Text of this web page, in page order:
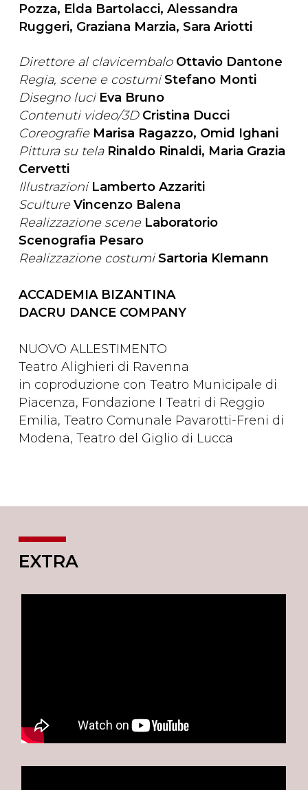
Pozza, Elda Bartolacci, Alessandra
Ruggeri, Graziana Marzia, Sara Ariotti
Direttore al clavicembalo Ottavio Dantone
Regia, scene e costumi Stefano Monti
Disegno luci Eva Bruno
Contenuti video/3D Cristina Ducci
Coreografie Marisa Ragazzo, Omid Ighani
Pittura su tela Rinaldo Rinaldi, Maria Grazia
Cervetti
Illustrazioni Lamberto Azzariti
Sculture Vincenzo Balena
Realizzazione scene Laboratorio
Scenografia Pesaro
Realizzazione costumi Sartoria Klemann
ACCADEMIA BIZANTINA
DACRU DANCE COMPANY
NUOVO ALLESTIMENTO
Teatro Alighieri di Ravenna
in coproduzione con Teatro Municipale di
Piacenza, Fondazione I Teatri di Reggio
Emilia, Teatro Comunale Pavarotti-Freni di
Modena, Teatro del Giglio di Lucca
EXTRA